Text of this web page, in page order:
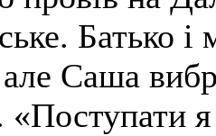
Батько і
але Саша
«Поступати